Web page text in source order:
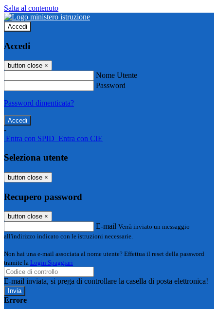
Salta al contenuto
Accedi
Accedi
button close ×
Nome Utente
Password
Password dimenticata?
-
Entra con SPID Entra con CIE
Seleziona utente
button close ×
Recupero password
button close ×
E-mail Verrà inviato un messaggio
all'indirizzo indicato con le istruzioni necessarie.
Non hai una e-mail associata al nome utente? Effettua il reset della password
tramite la Login Spaggiari
E-mail inviata, si prega di controllare la casella di posta elettronica!
Errore